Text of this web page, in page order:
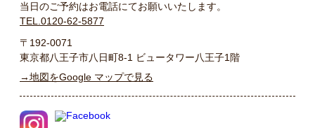
当日のご予約はお電話にてお願いいたします。
TEL.0120-62-5877
〒192-0071
東京都八王子市八日町8-1 ビュータワー八王子1階
→地図をGoogle マップで見る